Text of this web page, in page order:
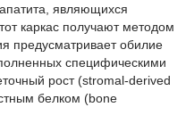
являющихся
каркас получают методом
предусматривает обилие
специфическими
рост (stromal-derived
белком (bone